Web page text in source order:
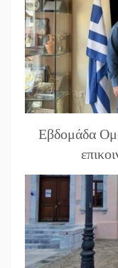
Εβδομάδα